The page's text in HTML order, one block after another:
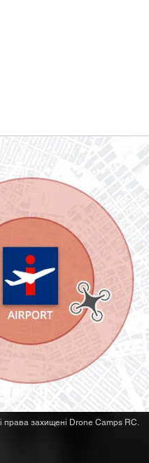
права захищені Drone Camps RC.